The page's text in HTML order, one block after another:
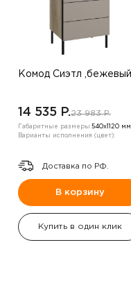
Комод Сиэтл ,бежевый
14 535 P.23 983 P.
Габаритные размеры:540х1120 мм
Варианты исполнения (цвет):
Доставка по РФ.
В корзину
Купить в один клик